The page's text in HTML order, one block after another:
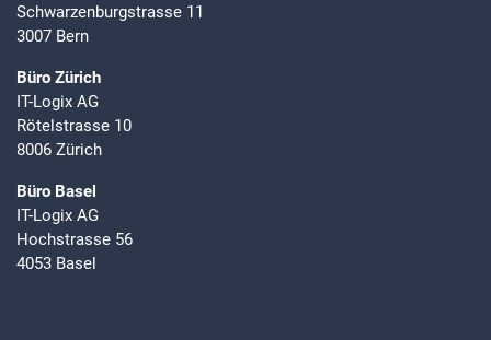
Schwarzenburgstrasse 11
3007 Bern
Büro Zürich
IT-Logix AG
Rötelstrasse 10
8006 Zürich
Büro Basel
IT-Logix AG
Hochstrasse 56
4053 Basel
YouTube